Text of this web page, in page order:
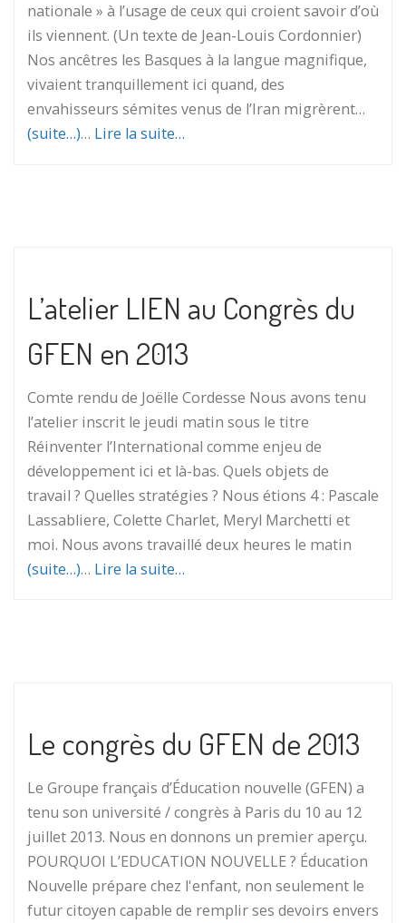
nationale » à l’usage de ceux qui croient savoir d’où
ils viennent. (Un texte de Jean-Louis Cordonnier)
Nos ancêtres les Basques à la langue magnifique,
vivaient tranquillement ici quand, des
envahisseurs sémites venus de l’Iran migrèrent…
(suite…)… Lire la suite…
L’atelier LIEN au Congrès du
GFEN en 2013
Comte rendu de Joëlle Cordesse Nous avons tenu
l’atelier inscrit le jeudi matin sous le titre
Réinventer l’International comme enjeu de
développement ici et là-bas. Quels objets de
travail ? Quelles stratégies ? Nous étions 4 : Pascale
Lassabliere, Colette Charlet, Meryl Marchetti et
moi. Nous avons travaillé deux heures le matin
(suite…)… Lire la suite…
Le congrès du GFEN de 2013
Le Groupe français d’Éducation nouvelle (GFEN) a
tenu son université / congrès à Paris du 10 au 12
juillet 2013. Nous en donnons un premier aperçu.
POURQUOI L’EDUCATION NOUVELLE ? Éducation
Nouvelle prépare chez l'enfant, non seulement le
futur citoyen capable de remplir ses devoirs envers